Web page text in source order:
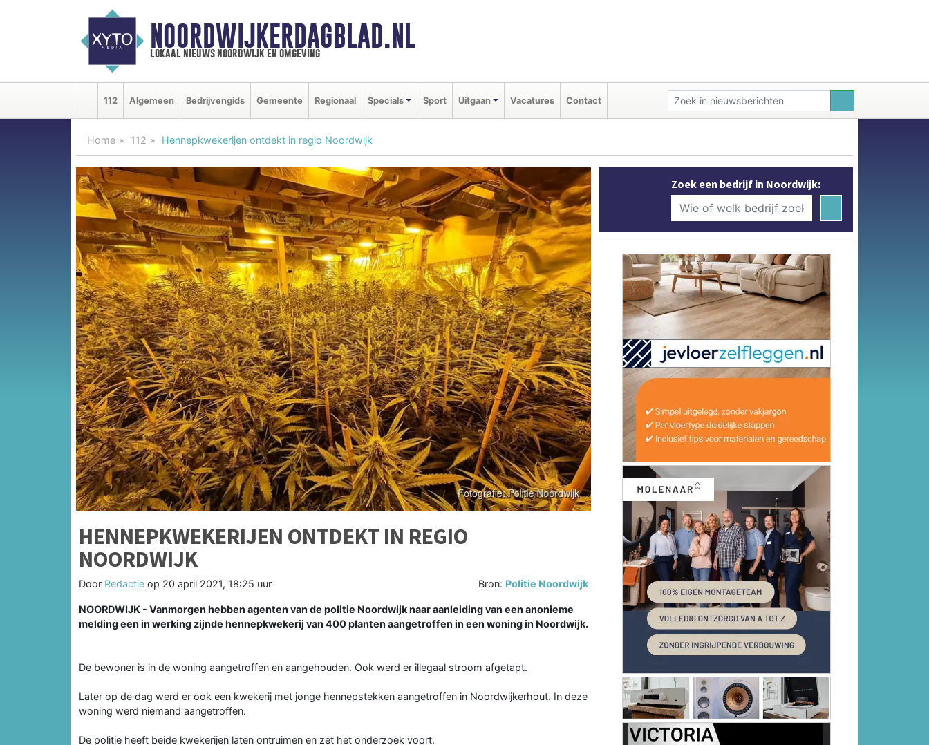
NOORDWIJKERDAGBLAD.NL
lokaal nieuws noordwijk en omgeving
112 Algemeen Bedrijvengids Gemeente Regionaal Specials Sport Uitgaan Vacatures Contact
Home 112 Hennepkwekerijen ontdekt in regio Noordwijk
HENNEPKWEKERIJEN ONTDEKT IN REGIO
NOORDWIJK
Door Redactie op 20 april 2021, 18:25 uur Bron: Politie Noordwijk
NOORDWIJK - Vanmorgen hebben agenten van de politie Noordwijk naar aanleiding van een anonieme
melding een in werking zijnde hennepkwekerij van 400 planten aangetroffen in een woning in Noordwijk.
De bewoner is in de woning aangetroffen en aangehouden. Ook werd er illegaal stroom afgetapt.
Later op de dag werd er ook een kwekerij met jonge hennepstekken aangetroffen in Noordwijkerhout. In deze
woning werd niemand aangetroffen.
De politie heeft beide kwekerijen laten ontruimen en zet het onderzoek voort.
Zoek een bedrijf in Noordwijk: